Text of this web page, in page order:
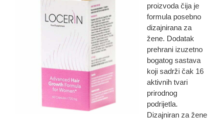
proizvoda čija je
formula posebno
dizajnirana za
žene. Dodatak
prehrani izuzetno
bogatog sastava
koji sadrži čak 16
aktivnih tvari
prirodnog
podrijetla.
Dizajniran za žene